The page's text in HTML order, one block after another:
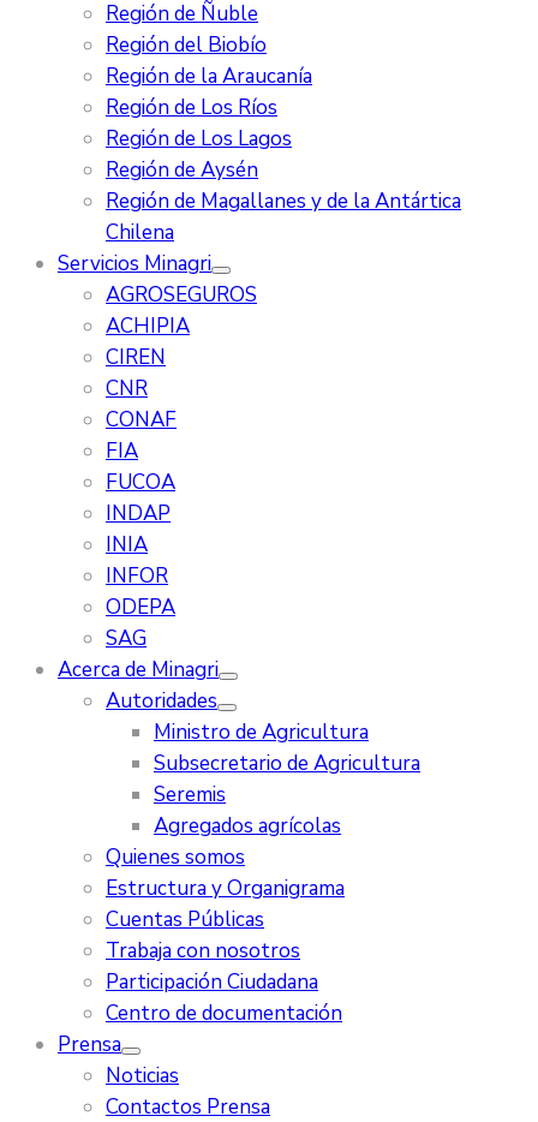
Región de Ñuble
Región del Biobío
Región de la Araucanía
Región de Los Ríos
Región de Los Lagos
Región de Aysén
Región de Magallanes y de la Antártica
Chilena
Servicios Minagri
AGROSEGUROS
ACHIPIA
CIREN
CNR
CONAF
FIA
FUCOA
INDAP
INIA
INFOR
ODEPA
SAG
Acerca de Minagri
Autoridades
Ministro de Agricultura
Subsecretario de Agricultura
Seremis
Agregados agrícolas
Quienes somos
Estructura y Organigrama
Cuentas Públicas
Trabaja con nosotros
Participación Ciudadana
Centro de documentación
Prensa
Noticias
Contactos Prensa